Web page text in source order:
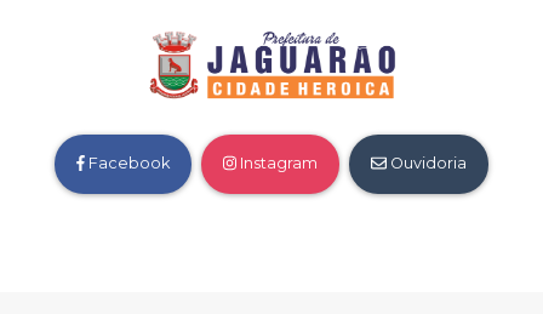
Facebook Instagram Ouvidoria